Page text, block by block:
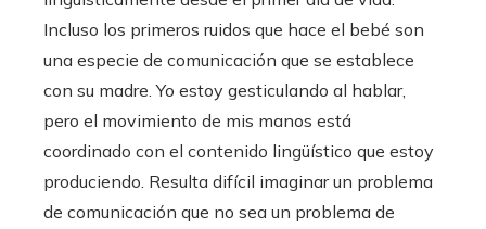
Incluso los primeros ruidos que hace el bebé son
una especie de comunicación que se establece
con su madre. Yo estoy gesticulando al hablar,
pero el movimiento de mis manos está
coordinado con el contenido lingüístico que estoy
produciendo. Resulta difícil imaginar un problema
de comunicación que no sea un problema de